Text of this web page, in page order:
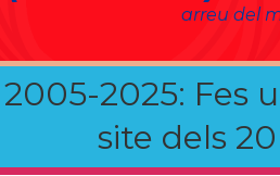
arreu del
2005-2025: Fes
site dels 20